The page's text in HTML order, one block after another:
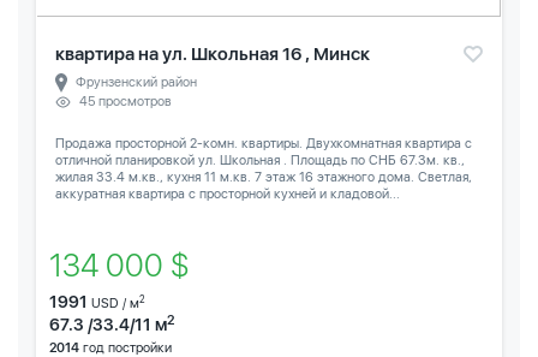
квартира на ул. Школьная 16 , Минск
Фрунзенский район
45 просмотров
Продажа просторной 2-комн. квартиры. Двухкомнатная квартира с
отличной планировкой ул. Школьная . Площадь по СНБ 67.3м. кв.,
жилая 33.4 м.кв., кухня 11 м.кв. 7 этаж 16 этажного дома. Светлая,
аккуратная квартира с просторной кухней и кладовой...
134 000 $
1991 USD / м2
67.3 /33.4/11 м2
2014 год постройки